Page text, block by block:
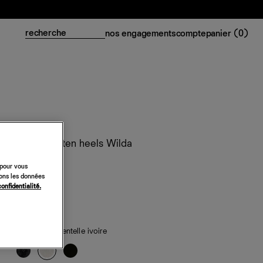
nos engagementscomptepanier (0)
Mules à kitten heels Wilda
398 €
classiques
— dentelle ivoire
vous
les données